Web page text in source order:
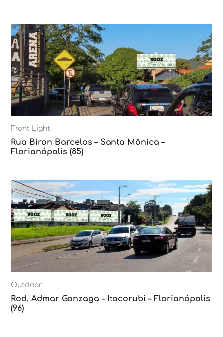
Front Light
Rua Biron Barcelos – Santa Mônica –
Florianópolis (85)
Outdoor
Rod. Admar Gonzaga – Itacorubi – Florianópolis
(96)